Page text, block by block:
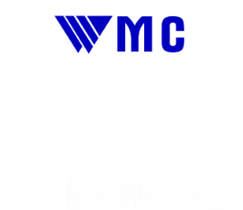
В связи с высокой
отпускных цен
цены на металл